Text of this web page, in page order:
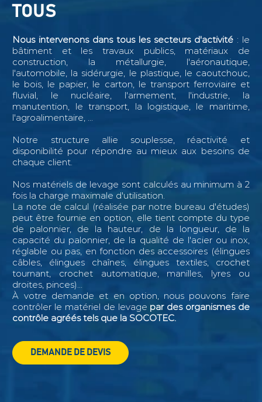
TOUS
Nous intervenons dans tous les secteurs d'activité: le
bâtiment et les travaux publics, matériaux de
construction, la métallurgie, l'aéronautique,
l'automobile, la sidérurgie, le plastique, le caoutchouc,
le bois, le papier, le carton, le transport ferroviaire et
fluvial, le nucléaire, l'armement, l'industrie, la
manutention, le transport, la logistique, le maritime,
l'agroalimentaire, ...
Notre structure allie souplesse, réactivité et
disponibilité pour répondre au mieux aux besoins de
chaque client.
Nos matériels de levage sont calculés au minimum à 2
fois la charge maximale d'utilisation.
La note de calcul (réalisée par notre bureau d'études)
peut être fournie en option, elle tient compte du type
de palonnier, de la hauteur, de la longueur, de la
capacité du palonnier, de la qualité de l'acier ou inox,
réglable ou pas, en fonction des accessoires (élingues
câbles, élingues chaînes, élingues textiles, crochet
tournant, crochet automatique, manilles, lyres ou
droites, pinces)...
À votre demande et en option, nous pouvons faire
contrôler le matériel de levage par des organismes de
contrôle agréés tels que la SOCOTEC.
DEMANDE DE DEVIS